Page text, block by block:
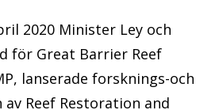
2020 Minister Ley och
för Great Barrier Reef
lanserade forsknings-och
Reef Restoration and